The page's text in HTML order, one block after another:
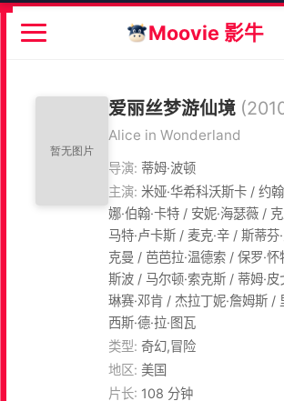
Moovie 影牛
爱丽丝梦游仙境
Alice in Wonderland
导演: 蒂姆·波顿
主演: 米娅·华希科沃斯卡 / 约
娜·伯翰·卡特 / 安妮·海瑟薇 /
马特·卢卡斯 / 麦克·辛 / 斯蒂芬
克曼 / 芭芭拉·温德索 / 保罗·怀
斯波 / 马尔顿·索克斯 / 蒂姆·
琳赛·邓肯 / 杰拉丁妮·詹姆斯 /
西斯·德·拉·图瓦
类型: 奇幻,冒险
地区: 美国
片长: 108 分钟